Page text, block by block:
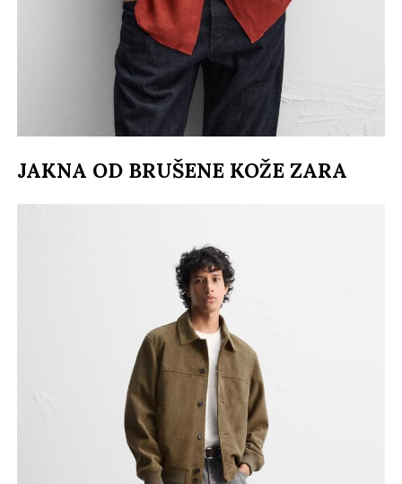
JAKNA OD BRUŠENE KOŽE ZARA